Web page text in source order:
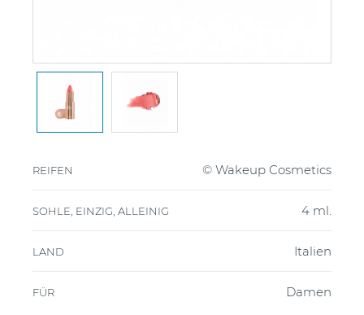
REIFEN © Wakeup Cosmetics
SOHLE, EINZIG, ALLEINIG 4 ml.
LAND Italien
FÜR Damen